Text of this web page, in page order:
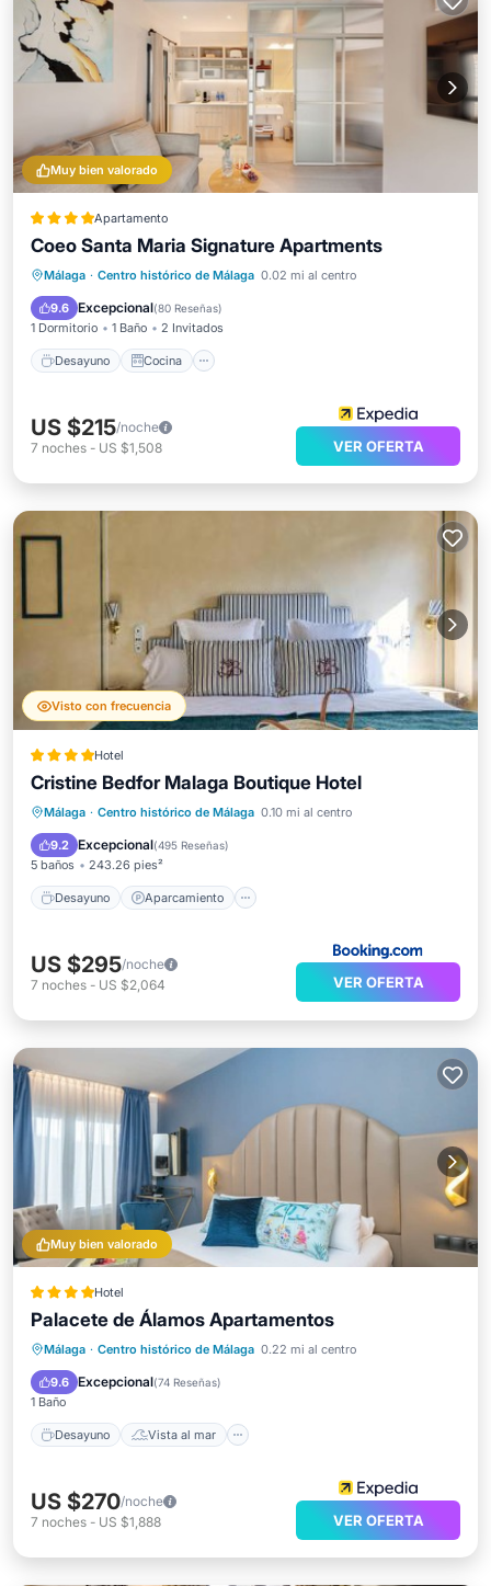
Muy bien valorado
Apartamento
Coeo Santa Maria Signature Apartments
Málaga · Centro histórico de Málaga 0.02 mi al centro
9.6 Excepcional(80 Reseñas)
1 Dormitorio 1 Baño 2 Invitados
Desayuno Cocina
Desayuno
Cocina
Aire acondicionado
US $215/noche
7 noches - US $1,508 VER OFERTA
Visto con frecuencia
Hotel
Cristine Bedfor Malaga Boutique Hotel
Málaga · Centro histórico de Málaga 0.10 mi al centro
9.2 Excepcional(495 Reseñas)
5 baños 243.26 pies²
Desayuno Aparcamiento
Desayuno
Aparcamiento
Balcón/Terraza
US $295/noche
7 noches - US $2,064 VER OFERTA
Muy bien valorado
Hotel
Palacete de Álamos Apartamentos
Málaga · Centro histórico de Málaga 0.22 mi al centro
9.6 Excepcional(74 Reseñas)
1 Baño
Desayuno Vista al mar
Desayuno Vista al mar
Vistas
Cocina
US $270/noche
7 noches - US $1,888 VER OFERTA